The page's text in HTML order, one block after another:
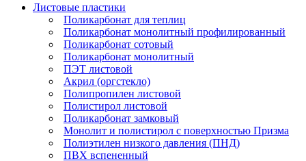
Листовые пластики
Поликарбонат для теплиц
Поликарбонат монолитный профилированный
Поликарбонат сотовый
Поликарбонат монолитный
ПЭТ листовой
Акрил (оргстекло)
Полипропилен листовой
Полистирол листовой
Поликарбонат замковый
Монолит и полистирол с поверхностью Призма
Полиэтилен низкого давления (ПНД)
ПВХ вспененный